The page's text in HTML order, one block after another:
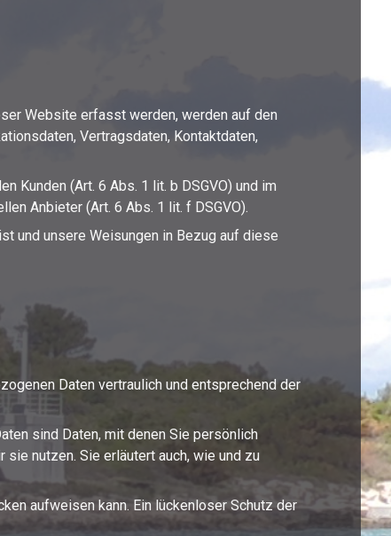
Website erfasst werden, werden auf den
Vertragsdaten, Kontaktdaten,
Kunden (Art. 6 Abs. 1 lit. b DSGVO) und im
Anbieter (Art. 6 Abs. 1 lit. f DSGVO).
und unsere Weisungen in Bezug auf diese
Daten vertraulich und entsprechend der
sind Daten, mit denen Sie persönlich
nutzen. Sie erläutert auch, wie und zu
aufweisen kann. Ein lückenloser Schutz der